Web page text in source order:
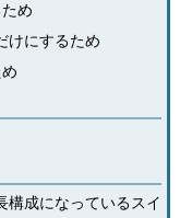
め
けにするため
成になっているスイ